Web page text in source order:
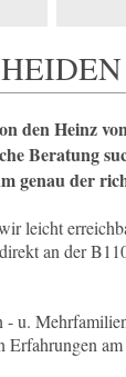
den Heinz
Beratung
genau der
leicht
an der
u.
Erfahrungen